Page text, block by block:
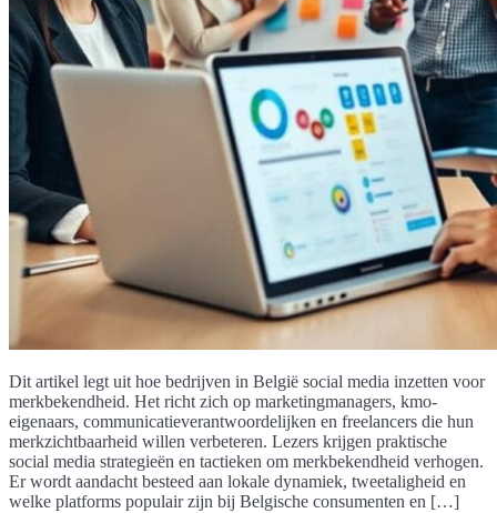
Dit artikel legt uit hoe bedrijven in België social media inzetten voor
merkbekendheid. Het richt zich op marketingmanagers, kmo-
eigenaars, communicatieverantwoordelijken en freelancers die hun
merkzichtbaarheid willen verbeteren. Lezers krijgen praktische
social media strategieën en tactieken om merkbekendheid verhogen.
Er wordt aandacht besteed aan lokale dynamiek, tweetaligheid en
welke platforms populair zijn bij Belgische consumenten en […]